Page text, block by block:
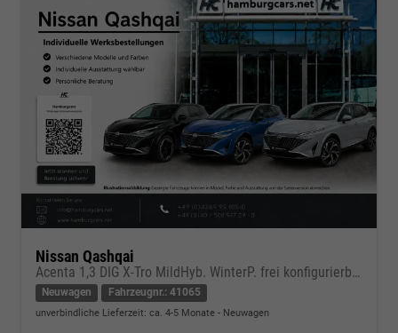
Nissan Qashqai
Acenta 1,3 DIG X-Tro MildHyb. WinterP. frei konfigurierbar !
Neuwagen Fahrzeugnr.: 41065
unverbindliche Lieferzeit: ca. 4-5 Monate Neuwagen